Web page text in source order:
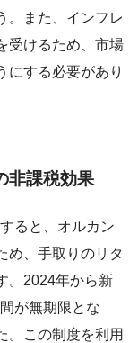
。また、インフレ
受けるため、市場
にする必要があり
非課税効果
ると、オルカン
め、手取りのリタ
。2024年から新
が無期限とな
。この制度を利用